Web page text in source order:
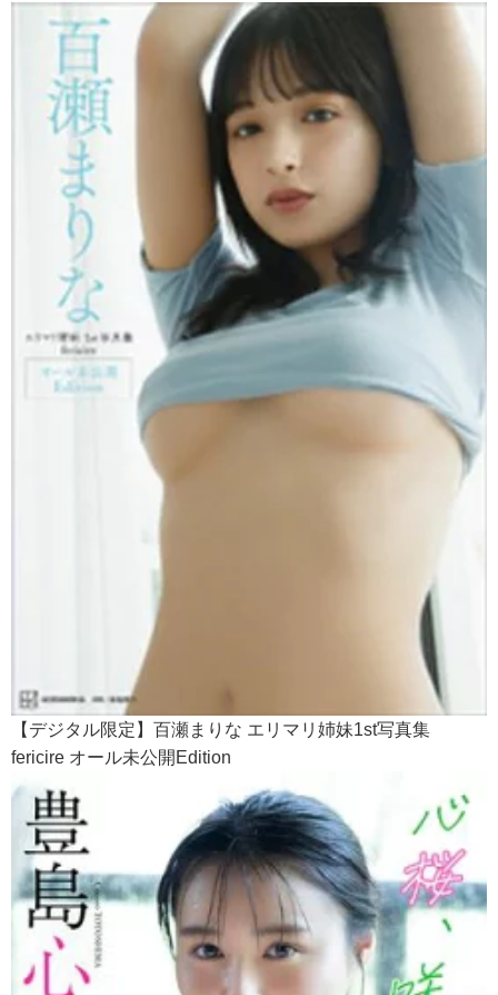
【デジタル限定】百瀬まりな エリマリ姉妹1st写真集
fericire オール未公開Edition